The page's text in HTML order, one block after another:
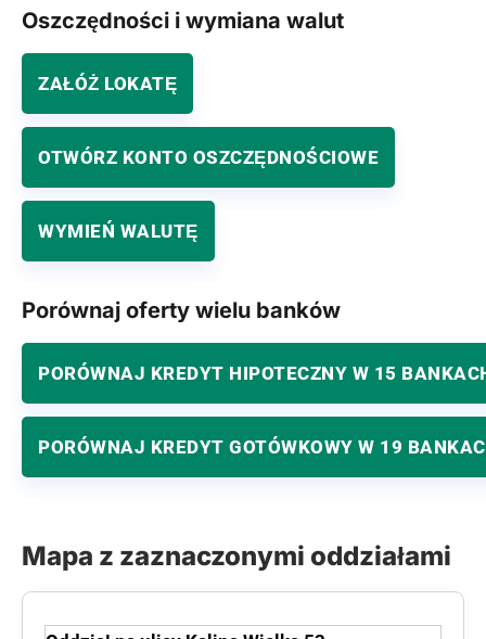
Oszczędności i wymiana walut
ZAŁÓŻ LOKATĘ
OTWÓRZ KONTO OSZCZĘDNOŚCIOWE
WYMIEŃ WALUTĘ
Porównaj oferty wielu banków
PORÓWNAJ KREDYT HIPOTECZNY W 15
PORÓWNAJ KREDYT GOTÓWKOWY W 19
Mapa z zaznaczonymi oddziałami